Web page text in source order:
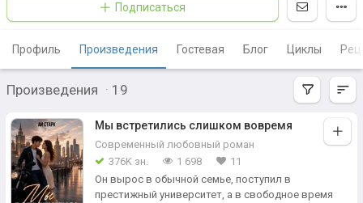
Подписаться
Профиль Произведения Гостевая Блог Циклы
Произведения · 19
Мы встретились слишком вовремя
Современный любовный роман
376K зн.
1 698
11
Он вырос в обычной семье, поступил в
престижный университет, а в свободное время